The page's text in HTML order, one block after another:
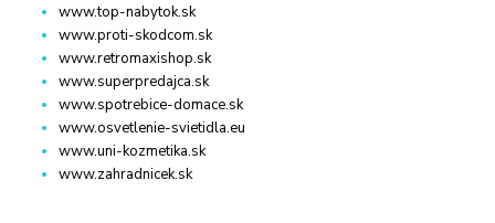
www.top-nabytok.sk
www.proti-skodcom.sk
www.retromaxishop.sk
www.superpredajca.sk
www.spotrebice-domace.sk
www.osvetlenie-svietidla.eu
www.uni-kozmetika.sk
www.zahradnicek.sk